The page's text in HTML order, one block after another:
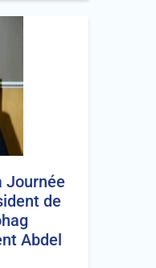
Journée
de
Abdel